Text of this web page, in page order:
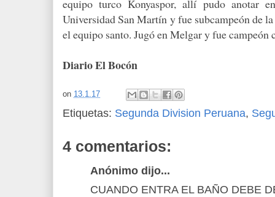
equipo turco Konyaspor, allí pudo anotar
Universidad San Martín y fue subcampeón de
el equipo santo. Jugó en Melgar y fue campeón
Diario El Bocón
on 13.1.17
Etiquetas: Segunda Division Peruana,
4 comentarios:
Anónimo dijo...
CUANDO ENTRA EL BAÑO DEBE